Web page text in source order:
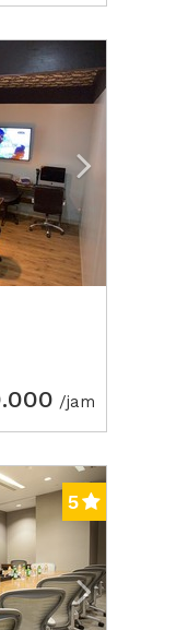
/jam
Next2
5